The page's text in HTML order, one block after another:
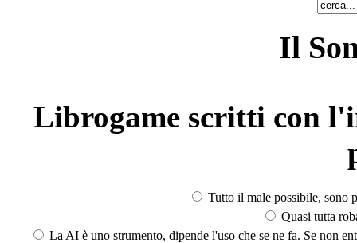
Il
Librogame scritti con
Tutto il male possibile, sono
Quasi tutta
La AI è uno strumento, dipende l'uso che se ne fa. Se non